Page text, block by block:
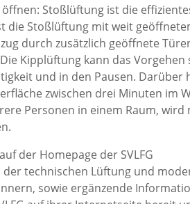
öffnen: Stoßlüftung ist die
die Stoßlüftung mit weit
durch zusätzlich geöffnete
Kipplüftung kann das
und in den Pausen.
zwischen drei Minuten im
Personen in einem Raum,
der Homepage der SVLFG
technischen Lüftung und
sowie ergänzende